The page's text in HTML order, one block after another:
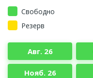
Свободно
Резерв
Авг. 26
Нояб. 26